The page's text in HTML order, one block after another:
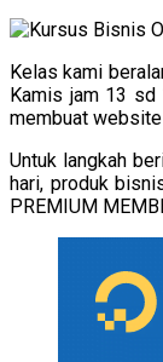
Kelas kami
Kamis jam 13 sd
membuat website
Untuk langkah
hari, produk
PREMIUM